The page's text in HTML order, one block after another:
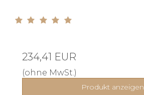
234,41 EUR
(ohne MwSt.)
Produkt anzeigen